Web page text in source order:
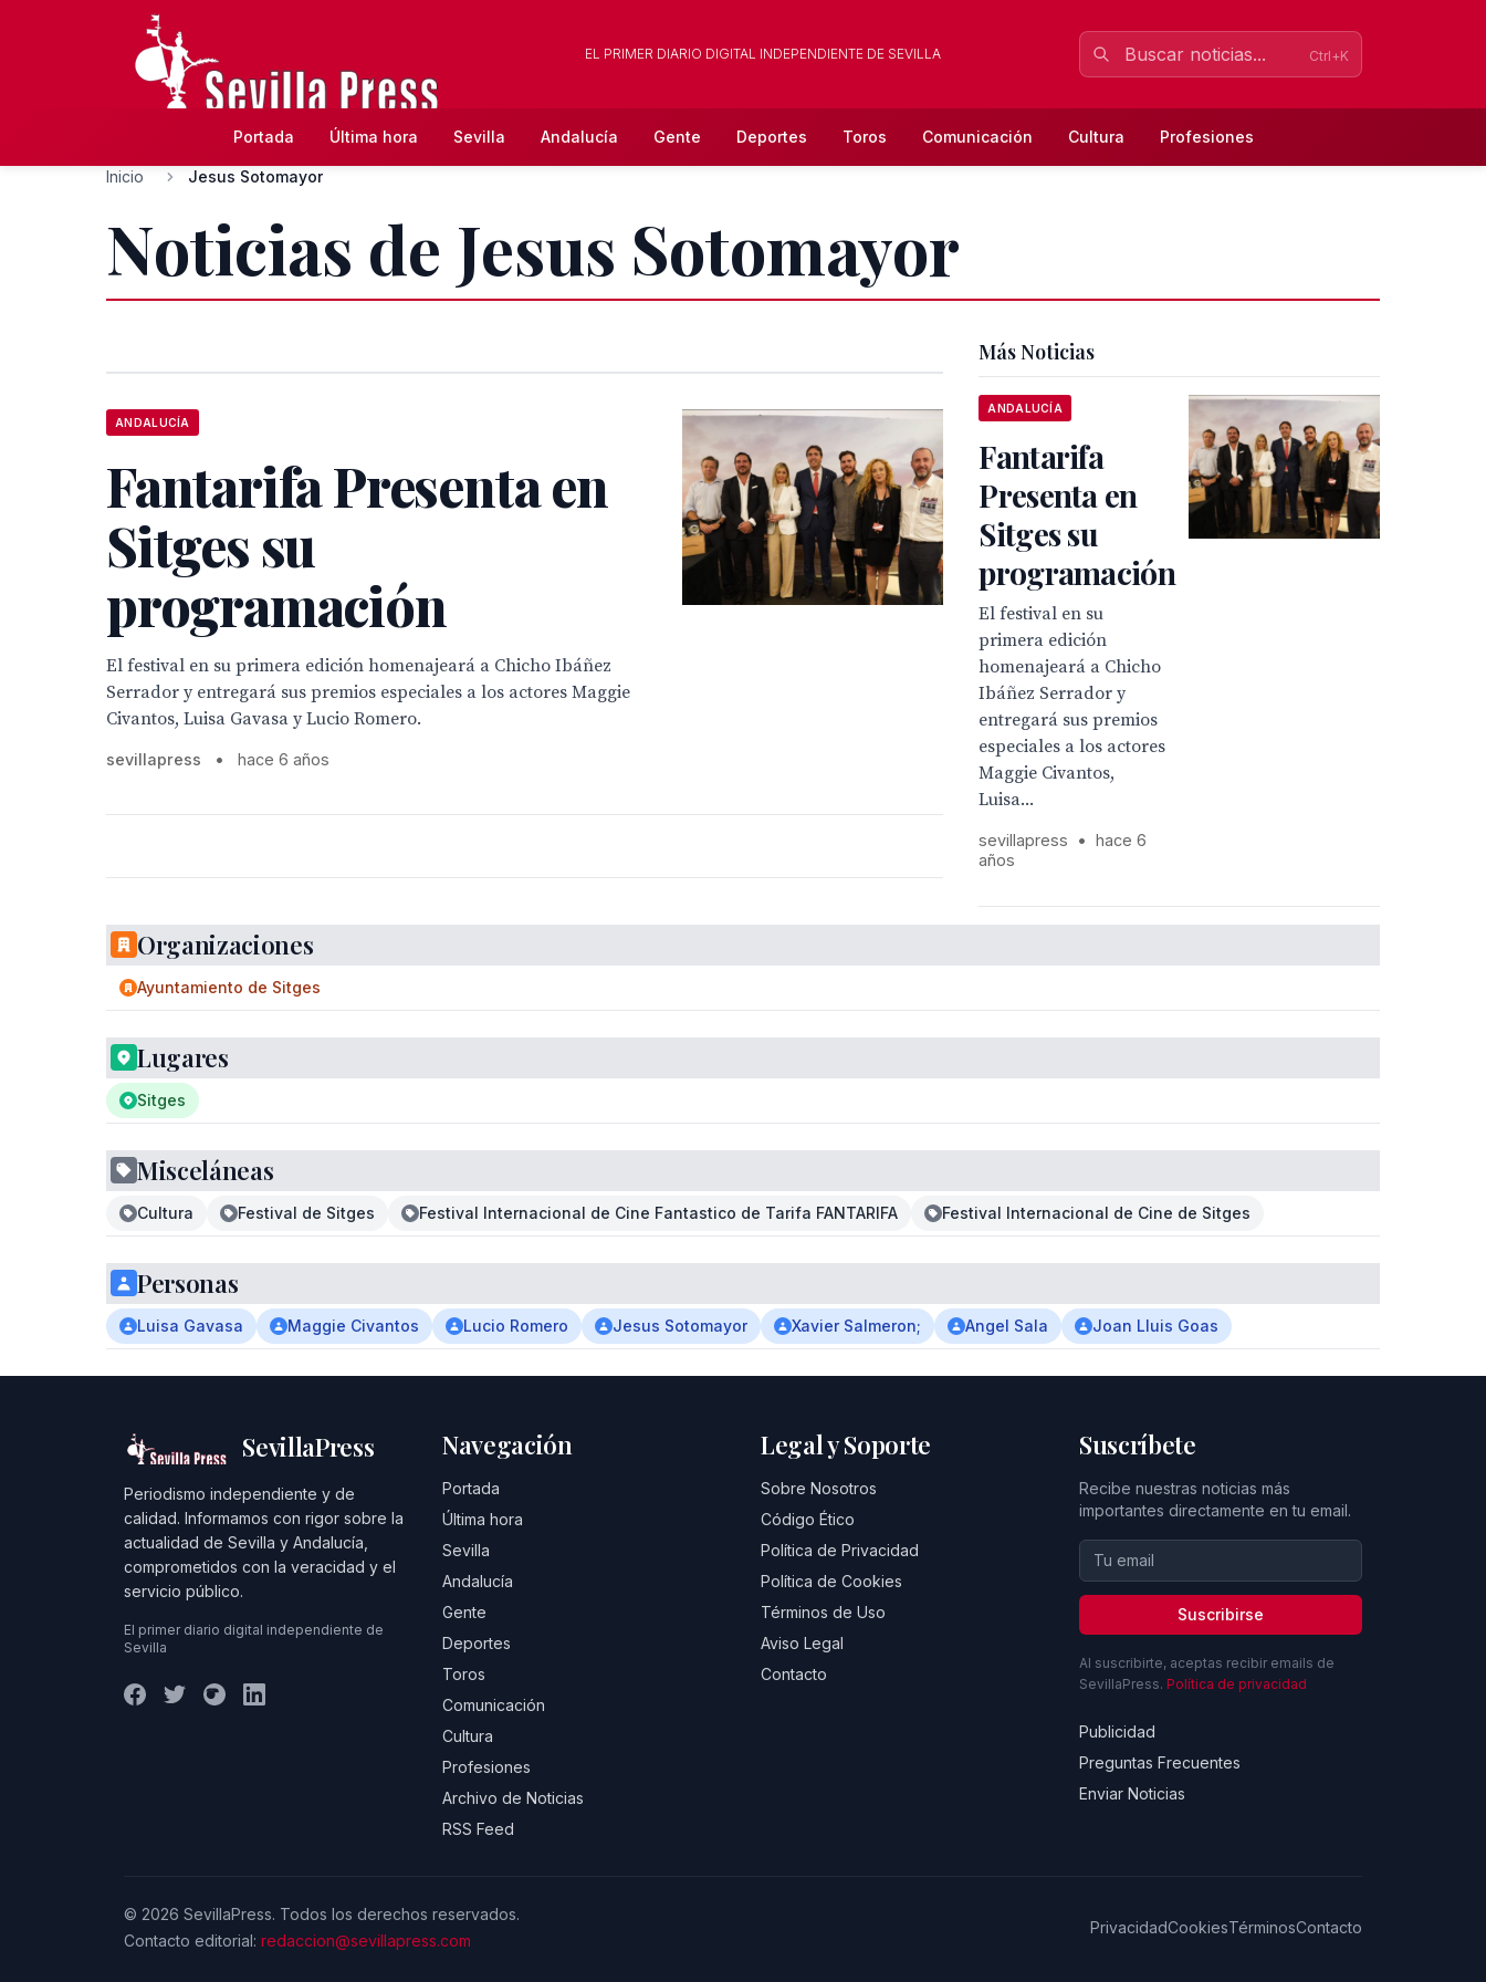
EL PRIMER DIARIO DIGITAL INDEPENDIENTE DE SEVILLA Ctrl+K
Portada Última hora Sevilla Andalucía Gente Deportes Toros Comunicación Cultura Profesiones
Inicio Jesus Sotomayor
Noticias de Jesus Sotomayor
ANDALUCÍA
Fantarifa Presenta en
Sitges su
programación
El festival en su primera edición homenajeará a Chicho Ibáñez
Serrador y entregará sus premios especiales a los actores Maggie
Civantos, Luisa Gavasa y Lucio Romero.
sevillapress • hace 6 años
Más Noticias
ANDALUCÍA
Fantarifa
Presenta en
Sitges su
programación
El festival en su
primera edición
homenajeará a Chicho
Ibáñez Serrador y
entregará sus premios
especiales a los actores
Maggie Civantos,
Luisa...
sevillapress •
hace 6
años
Organizaciones
Ayuntamiento de Sitges
Lugares
Sitges
Misceláneas
Cultura Festival de Sitges Festival Internacional de Cine Fantastico de Tarifa FANTARIFA Festival Internacional de Cine de Sitges
Personas
Luisa Gavasa Maggie Civantos Lucio Romero Jesus Sotomayor Xavier Salmeron; Angel Sala Joan Lluis Goas
SevillaPress
Periodismo independiente y de
calidad. Informamos con rigor sobre la
actualidad de Sevilla y Andalucía,
comprometidos con la veracidad y el
servicio público.
El primer diario digital independiente de
Sevilla
Navegación
Portada
Última hora
Sevilla
Andalucía
Gente
Deportes
Toros
Comunicación
Cultura
Profesiones
Archivo de Noticias
RSS Feed
Legal y Soporte
Sobre Nosotros
Código Ético
Política de Privacidad
Política de Cookies
Términos de Uso
Aviso Legal
Contacto
Suscríbete
Recibe nuestras noticias más
importantes directamente en tu email.
Suscribirse
Al suscribirte, aceptas recibir emails de
SevillaPress. Política de privacidad
Publicidad
Preguntas Frecuentes
Enviar Noticias
© 2026 SevillaPress. Todos los derechos reservados.
Contacto editorial: redaccion@sevillapress.com
PrivacidadCookiesTérminosContacto